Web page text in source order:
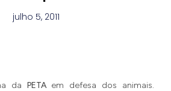
julho 5, 2011
da PETA em defesa dos animais.